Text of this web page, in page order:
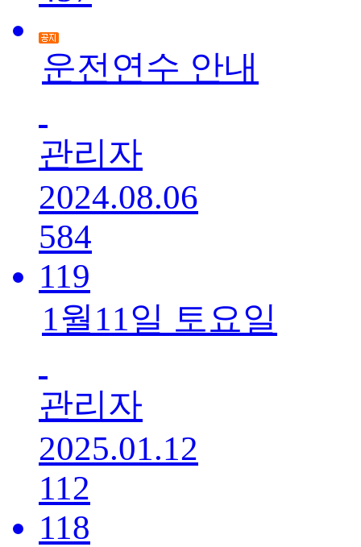
운전연수 안내
관리자
2024.08.06
584
119
1월11일 토요일
관리자
2025.01.12
112
118